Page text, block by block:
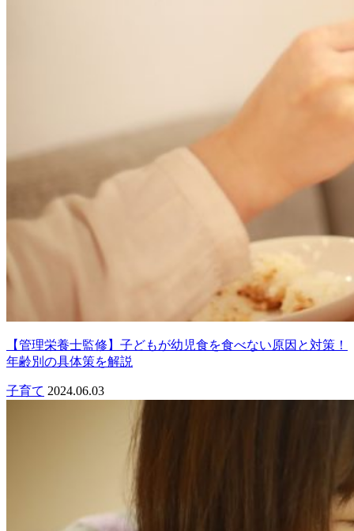
【管理栄養士監修】子どもが幼児食を食べない原因と対策！
年齢別の具体策を解説
子育て 2024.06.03